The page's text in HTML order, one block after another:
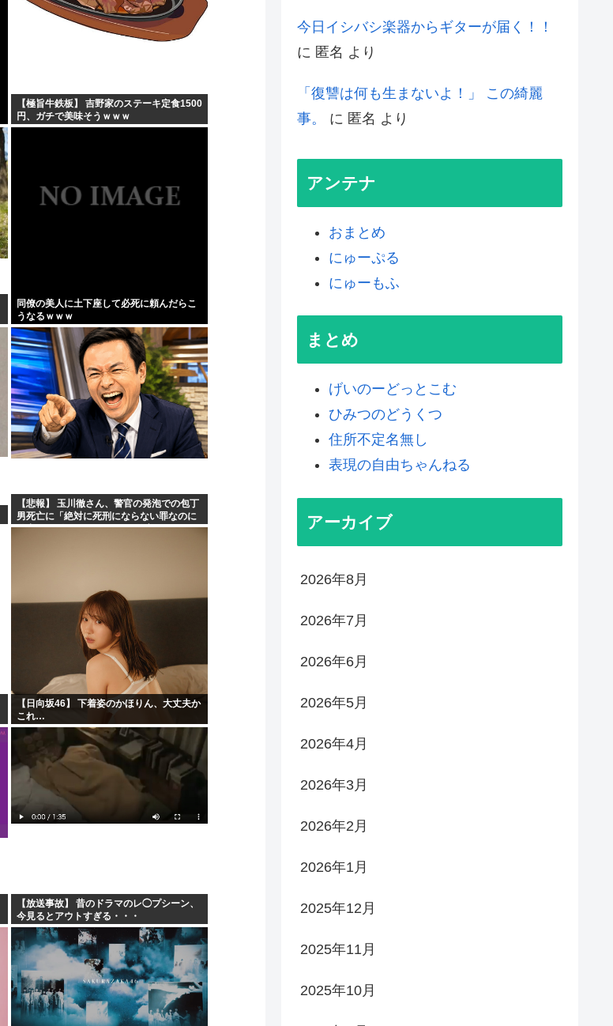
【極旨牛鉄板】 吉野家のステーキ定食1500
円、ガチで美味そうｗｗｗ
同僚の美人に土下座して必死に頼んだらこ
うなるｗｗｗ
【悲報】 玉川徹さん、警官の発泡での包丁
男死亡に「絶対に死刑にならない罪なのに
警察が死刑にした！」 → 元警官のマジレス
【日向坂46】 下着姿のかほりん、大丈夫か
これ…
【放送事故】 昔のドラマのレ◯プシーン、
今見るとアウトすぎる・・・
今日イシバシ楽器からギターが届く！！
に 匿名 より
「復讐は何も生まないよ！」 この綺麗
事。
に 匿名 より
アンテナ
おまとめ
にゅーぷる
にゅーもふ
まとめ
げいのーどっとこむ
ひみつのどうくつ
住所不定名無し
表現の自由ちゃんねる
アーカイブ
2026年8月
2026年7月
2026年6月
2026年5月
2026年4月
2026年3月
2026年2月
2026年1月
2025年12月
2025年11月
2025年10月